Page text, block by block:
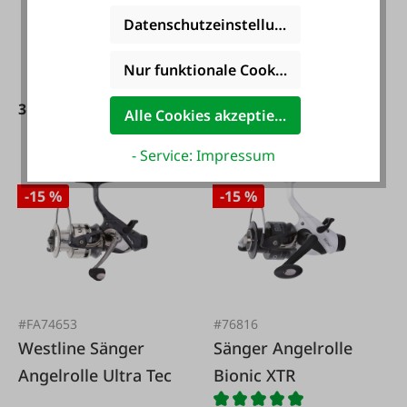
31,44 €*
49,99 €*
-15 %
#FA74653
Westline Sänger
Angelrolle Ultra Tec
-15 %
#76816
Sänger Angelrolle
Bionic XTR
Datenschutzeinstellungen
Nur funktionale Cookies akzeptieren
Alle Cookies akzeptieren
- Service: Impressum